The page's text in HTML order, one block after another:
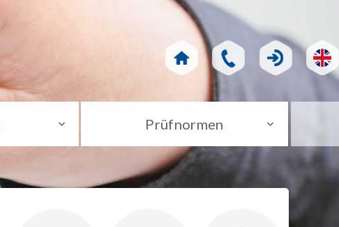
Prüfnormen